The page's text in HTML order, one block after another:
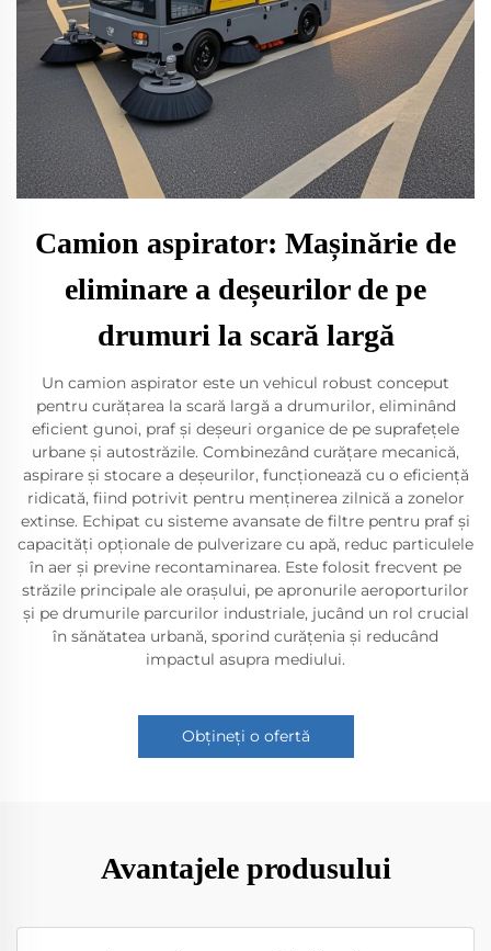
Camion aspirator: Mașinărie de
eliminare a deșeurilor de pe
drumuri la scară largă
Un camion aspirator este un vehicul robust conceput
pentru curățarea la scară largă a drumurilor, eliminând
eficient gunoi, praf și deșeuri organice de pe suprafețele
urbane și autostrăzile. Combinezând curățare mecanică,
aspirare și stocare a deșeurilor, funcționează cu o eficiență
ridicată, fiind potrivit pentru menținerea zilnică a zonelor
extinse. Echipat cu sisteme avansate de filtre pentru praf și
capacități opționale de pulverizare cu apă, reduc particulele
în aer și previne recontaminarea. Este folosit frecvent pe
străzile principale ale orașului, pe apronurile aeroporturilor
și pe drumurile parcurilor industriale, jucând un rol crucial
în sănătatea urbană, sporind curățenia și reducând
impactul asupra mediului.
Obțineți o ofertă
Avantajele produsului